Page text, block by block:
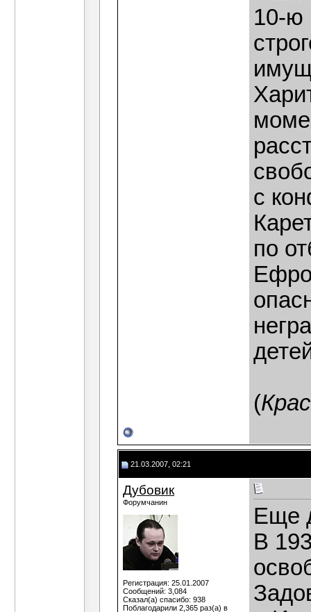
10-ю
с
по
(
21.03.2007, 02:21
Дубовик
Форумчанин
Регистрация: 25.01.2007
Сообщений: 3,084
Сказал(а) спасибо: 938
Поблагодарили 2,365 раз(а) в
Еще
В